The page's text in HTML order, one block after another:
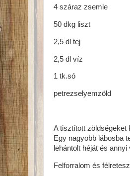
4 száraz zsemle
50 dkg liszt
2,5 dl tej
2,5 dl víz
1 tk.só
petrezselyemzöld
A tisztított zöldségeket
Egy nagyobb lábosba
lehántolt héját és
Felforralom és